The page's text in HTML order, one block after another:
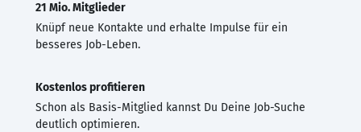
21 Mio. Mitglieder
Knüpf neue Kontakte und erhalte Impulse für ein
besseres Job-Leben.
Kostenlos profitieren
Schon als Basis-Mitglied kannst Du Deine Job-Suche
deutlich optimieren.